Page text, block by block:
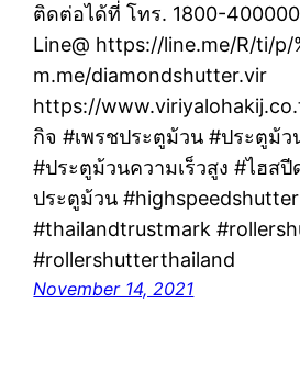
ติดต่อได้ที่ โทร. 1800-
Line@ https://line.me/R/ti/
m.me/diamondshutter.vir
https://
กิจ #เพรชประตูม้วน #ประตูม้ว
#ประตูม้วนความเร็วสูง #ไฮส
ประตูม้วน #highspeedshutter
#thailandtrustmark
#rollershutterthailand
November 14, 2021